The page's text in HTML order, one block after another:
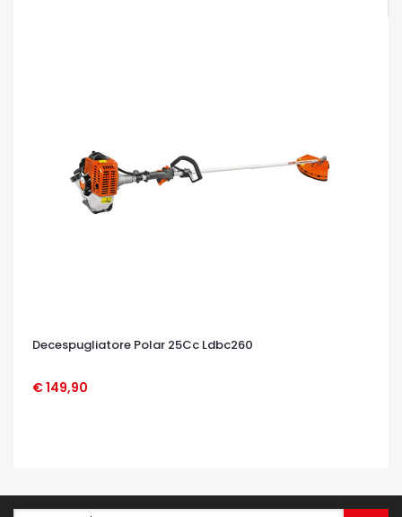
Decespugliatore Polar 25Cc Ldbc260
€ 149,90
OCCHIATA VELOCE